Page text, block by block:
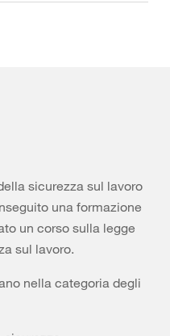
sicurezza sul lavoro
una formazione
un corso sulla legge
sul lavoro.
nella categoria degli